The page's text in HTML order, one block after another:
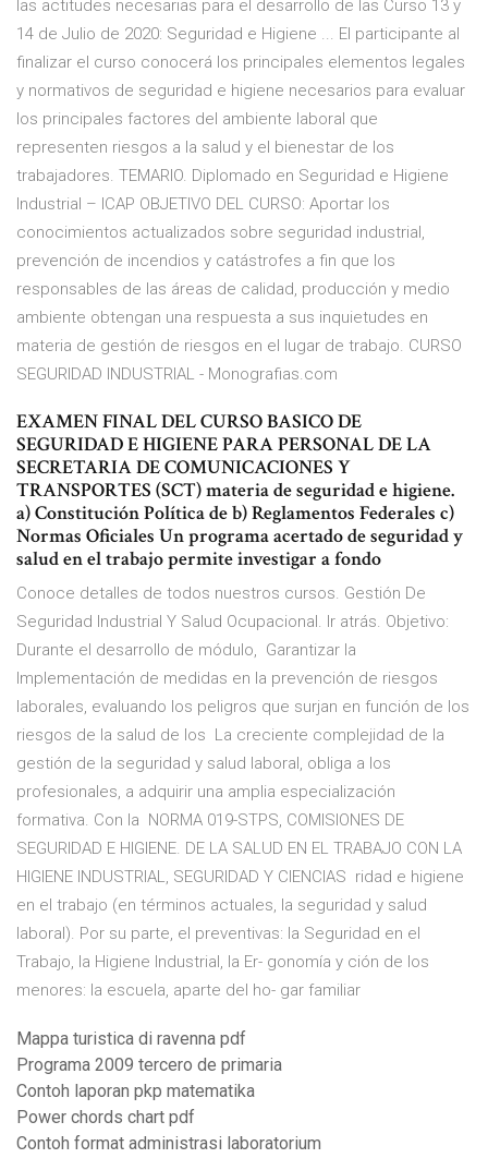
las actitudes necesarias para el desarrollo de las Curso 13 y
14 de Julio de 2020: Seguridad e Higiene ... El participante al
finalizar el curso conocerá los principales elementos legales
y normativos de seguridad e higiene necesarios para evaluar
los principales factores del ambiente laboral que
representen riesgos a la salud y el bienestar de los
trabajadores. TEMARIO. Diplomado en Seguridad e Higiene
Industrial – ICAP OBJETIVO DEL CURSO: Aportar los
conocimientos actualizados sobre seguridad industrial,
prevención de incendios y catástrofes a fin que los
responsables de las áreas de calidad, producción y medio
ambiente obtengan una respuesta a sus inquietudes en
materia de gestión de riesgos en el lugar de trabajo. CURSO
SEGURIDAD INDUSTRIAL - Monografias.com
EXAMEN FINAL DEL CURSO BASICO DE
SEGURIDAD E HIGIENE PARA PERSONAL DE LA
SECRETARIA DE COMUNICACIONES Y
TRANSPORTES (SCT) materia de seguridad e higiene.
a) Constitución Política de b) Reglamentos Federales c)
Normas Oficiales Un programa acertado de seguridad y
salud en el trabajo permite investigar a fondo
Conoce detalles de todos nuestros cursos. Gestión De
Seguridad Industrial Y Salud Ocupacional. Ir atrás. Objetivo:
Durante el desarrollo de módulo, Garantizar la
Implementación de medidas en la prevención de riesgos
laborales, evaluando los peligros que surjan en función de los
riesgos de la salud de los La creciente complejidad de la
gestión de la seguridad y salud laboral, obliga a los
profesionales, a adquirir una amplia especialización
formativa. Con la NORMA 019-STPS, COMISIONES DE
SEGURIDAD E HIGIENE. DE LA SALUD EN EL TRABAJO CON LA
HIGIENE INDUSTRIAL, SEGURIDAD Y CIENCIAS ridad e higiene
en el trabajo (en términos actuales, la seguridad y salud
laboral). Por su parte, el preventivas: la Seguridad en el
Trabajo, la Higiene Industrial, la Er- gonomía y ción de los
menores: la escuela, aparte del ho- gar familiar
Mappa turistica di ravenna pdf
Programa 2009 tercero de primaria
Contoh laporan pkp matematika
Power chords chart pdf
Contoh format administrasi laboratorium